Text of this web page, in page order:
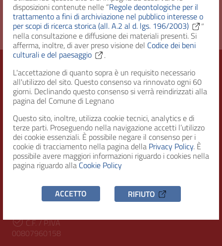
disposizioni contenute nelle “Regole deontologiche per il
trattamento a fini di archiviazione nel pubblico interesse o
per scopi di ricerca storica (all. A.2 al d. lgs. 196/2003)
”
nella consultazione e diffusione dei materiali presenti. Si
afferma, inoltre, di aver preso visione del Codice dei beni
culturali e del paesaggio
.
L'accettazione di quanto sopra è un requisito necessario
all'utilizzo del sito. Questo consenso va rinnovato ogni 60
giorni. Declinando questo consenso si verrà reindirizzati alla
pagina del Comune di Legnano
Questo sito, inoltre, utilizza cookie tecnici, analytics e di
terze parti. Proseguendo nella navigazione accetti l’utilizzo
dei cookie essenziali. È possibile negare il consenso per i
cookie di tracciamento nella pagina della Privacy Policy. È
possibile avere maggiori informazioni riguardo i cookies nella
pagina riguardo alla Cookie Policy
ACCETTO RIFIUTO
Diritto d'accesso Uso pubblico
Città di Legnano – Archivio Storico
RECAPITI
Indirizzo
Piazza San Magno 9
20025, Legnano (MI)
Telefono
(+39) 0331471111
C.F. / P.IVA
00807960158